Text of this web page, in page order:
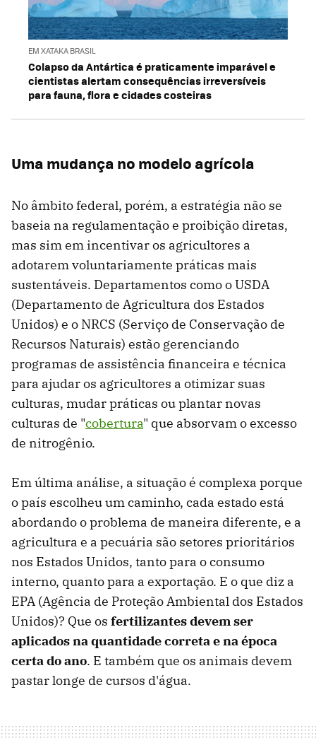
EM XATAKA BRASIL
Colapso da Antártica é praticamente imparável e
cientistas alertam consequências irreversíveis
para fauna, flora e cidades costeiras
Uma mudança no modelo agrícola
No âmbito federal, porém, a estratégia não se
baseia na regulamentação e proibição diretas,
mas sim em incentivar os agricultores a
adotarem voluntariamente práticas mais
sustentáveis. Departamentos como o USDA
(Departamento de Agricultura dos Estados
Unidos) e o NRCS (Serviço de Conservação de
Recursos Naturais) estão gerenciando
programas de assistência financeira e técnica
para ajudar os agricultores a otimizar suas
culturas, mudar práticas ou plantar novas
culturas de "cobertura" que absorvam o excesso
de nitrogênio.
Em última análise, a situação é complexa porque
o país escolheu um caminho, cada estado está
abordando o problema de maneira diferente, e a
agricultura e a pecuária são setores prioritários
nos Estados Unidos, tanto para o consumo
interno, quanto para a exportação. E o que diz a
EPA (Agência de Proteção Ambiental dos Estados
Unidos)? Que os fertilizantes devem ser
aplicados na quantidade correta e na época
certa do ano. E também que os animais devem
pastar longe de cursos d'água.